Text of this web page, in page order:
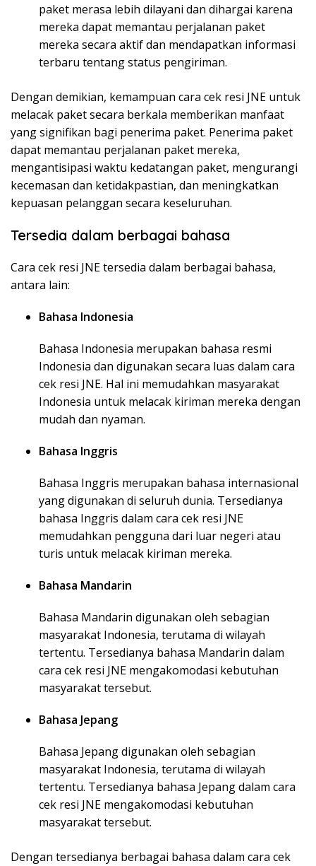
paket merasa lebih dilayani dan dihargai karena
mereka dapat memantau perjalanan paket
mereka secara aktif dan mendapatkan informasi
terbaru tentang status pengiriman.
Dengan demikian, kemampuan cara cek resi JNE untuk
melacak paket secara berkala memberikan manfaat
yang signifikan bagi penerima paket. Penerima paket
dapat memantau perjalanan paket mereka,
mengantisipasi waktu kedatangan paket, mengurangi
kecemasan dan ketidakpastian, dan meningkatkan
kepuasan pelanggan secara keseluruhan.
Tersedia dalam berbagai bahasa
Cara cek resi JNE tersedia dalam berbagai bahasa,
antara lain:
Bahasa Indonesia
Bahasa Indonesia merupakan bahasa resmi
Indonesia dan digunakan secara luas dalam cara
cek resi JNE. Hal ini memudahkan masyarakat
Indonesia untuk melacak kiriman mereka dengan
mudah dan nyaman.
Bahasa Inggris
Bahasa Inggris merupakan bahasa internasional
yang digunakan di seluruh dunia. Tersedianya
bahasa Inggris dalam cara cek resi JNE
memudahkan pengguna dari luar negeri atau
turis untuk melacak kiriman mereka.
Bahasa Mandarin
Bahasa Mandarin digunakan oleh sebagian
masyarakat Indonesia, terutama di wilayah
tertentu. Tersedianya bahasa Mandarin dalam
cara cek resi JNE mengakomodasi kebutuhan
masyarakat tersebut.
Bahasa Jepang
Bahasa Jepang digunakan oleh sebagian
masyarakat Indonesia, terutama di wilayah
tertentu. Tersedianya bahasa Jepang dalam cara
cek resi JNE mengakomodasi kebutuhan
masyarakat tersebut.
Dengan tersedianya berbagai bahasa dalam cara cek